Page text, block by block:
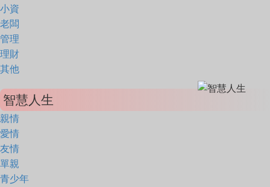
小資
老闆
管理
理財
其他
智慧人生
親情
愛情
友情
單親
青少年